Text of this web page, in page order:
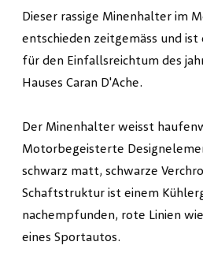
Dieser rassige Minenhalter im
entschieden zeitgemäss und
für den Einfallsreichtum des
Hauses Caran D'Ache.
Der Minenhalter weisst
Motorbegeisterte
schwarz matt, schwarze
Schaftstruktur ist einem
nachempfunden, rote Linien
eines Sportautos.